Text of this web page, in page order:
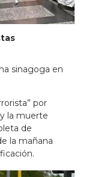
sinagoga en
por
la muerte
de
la mañana